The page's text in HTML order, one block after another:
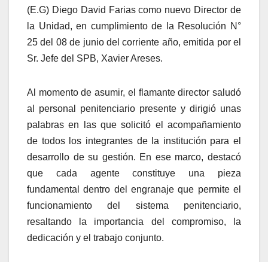
(E.G) Diego David Farias como nuevo Director de
la Unidad, en cumplimiento de la Resolución N°
25 del 08 de junio del corriente año, emitida por el
Sr. Jefe del SPB, Xavier Areses.
Al momento de asumir, el flamante director saludó
al personal penitenciario presente y dirigió unas
palabras en las que solicitó el acompañamiento
de todos los integrantes de la institución para el
desarrollo de su gestión. En ese marco, destacó
que cada agente constituye una pieza
fundamental dentro del engranaje que permite el
funcionamiento del sistema penitenciario,
resaltando la importancia del compromiso, la
dedicación y el trabajo conjunto.